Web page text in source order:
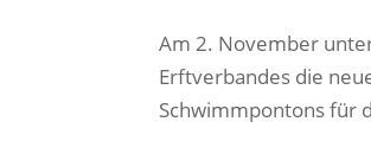
Am 2. November
Erftverbandes die
Schwimmpontons für